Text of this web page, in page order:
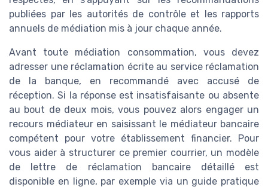
publiées par les autorités de contrôle et les rapports
annuels de médiation mis à jour chaque année.
Avant toute médiation consommation, vous devez
adresser une réclamation écrite au service réclamation
de la banque, en recommandé avec accusé de
réception. Si la réponse est insatisfaisante ou absente
au bout de deux mois, vous pouvez alors engager un
recours médiateur en saisissant le médiateur bancaire
compétent pour votre établissement financier. Pour
vous aider à structurer ce premier courrier, un modèle
de lettre de réclamation bancaire détaillé est
disponible en ligne, par exemple via un guide pratique